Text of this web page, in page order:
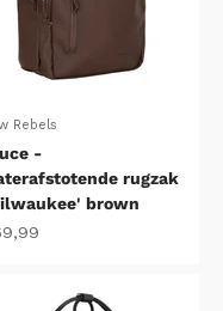
Rebels
-
rugzak
brown